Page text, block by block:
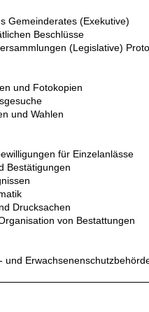
Gemeinderates (Exekutive)
Beschlüsse
(Legislative)
und Fotokopien
und Wahlen
für Einzelanlässe
Bestätigungen
Drucksachen
von Bestattungen
und